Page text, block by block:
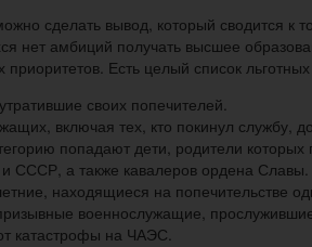
сделать вывод, который сводится
нет амбиций получать высшее
приоритетов. Есть целый список
своих попечителей.
включая тех, кто покинул службу,
попадают дети, родители
СССР, а также кавалеров ордена Славы.
находящиеся на попечительстве
военнослужащие,
катастрофы на ЧАЭС.